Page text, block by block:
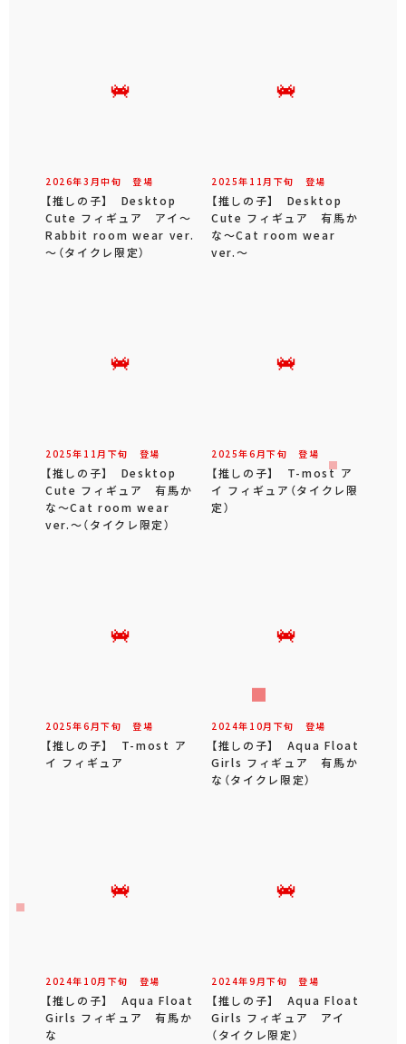
2026年3 月中旬 登場
【推しの子】 Desktop
Cute フィギュア アイ～
Rabbit room wear ver.
～（タイクレ限定）
2025年 11 月 下旬 登場
【推しの子】 Desktop
Cute フィギュア 有馬か
な～Cat room wear
ver.～
2025年 11 月 下旬 登場
【推しの子】 Desktop
Cute フィギュア 有馬か
な～Cat room wear
ver.～（タイクレ限定）
2025年6 月下旬 登場
【推しの子】 T-most ア
イ フィギュア（タイクレ限
定）
2025年6 月下旬 登場
【推しの子】 T-most ア
イ フィギュア
2024年 10月 下旬 登場
【推しの子】 Aqua Float
Girls フィギュア 有馬か
な（タイクレ限定）
2024年 10月 下旬 登場
【推しの子】 Aqua Float
Girls フィギュア 有馬か
な
2024年9 月下旬 登場
【推しの子】 Aqua Float
Girls フィギュア アイ
（タイクレ限定）